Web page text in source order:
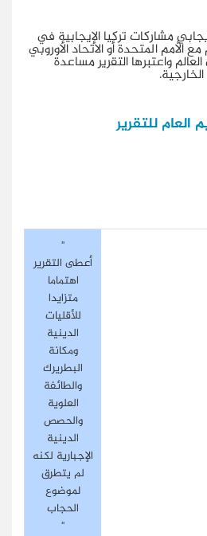
مشاركات تركيا الإيجابية في
المتحدة أو الاتحاد الأوروبي
واعتبرها التقرير مساعدة
العام للتقرير
"
أعطى التقرير
اهتماما
متزايدا
للأقليات
الدينية
ومكانة
البطريرك
والطائفة
العلوية
والحصص
الدينية
الإجبارية لكنه
لم يتطرق
لموضوع
الحجاب
"